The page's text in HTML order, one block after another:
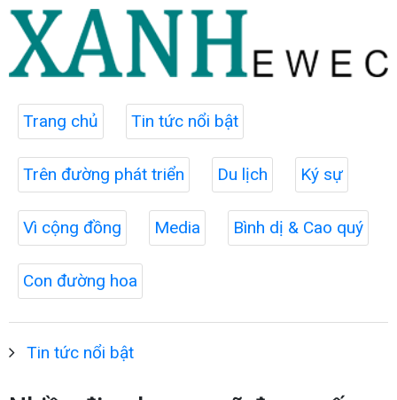
Trang chủ Tin tức nổi bật
Trên đường phát triển Du lịch Ký sự
Vì cộng đồng Media Bình dị & Cao quý
Con đường hoa
Tin tức nổi bật